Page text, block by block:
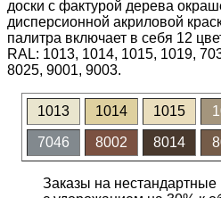
доски с фактурой дерева
дисперсионной акриловой
палитра включает в себя 12
RAL: 1013, 1014, 1015, 1019,
8025, 9001, 9003.
1013 1014 1015
7046 8002 8014
Заказы на